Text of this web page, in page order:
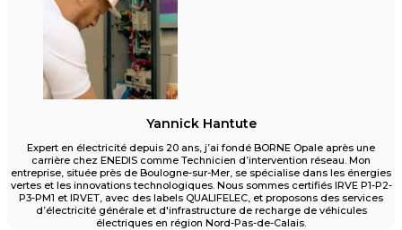
Yannick Hantute
Expert en électricité depuis 20 ans, j’ai fondé BORNE Opale après une
carrière chez ENEDIS comme Technicien d’intervention réseau. Mon
entreprise, située près de Boulogne-sur-Mer, se spécialise dans les énergies
vertes et les innovations technologiques. Nous sommes certifiés IRVE P1-P2-
P3-PM1 et IRVET, avec des labels QUALIFELEC, et proposons des services
d’électricité générale et d'infrastructure de recharge de véhicules
électriques en région Nord-Pas-de-Calais.